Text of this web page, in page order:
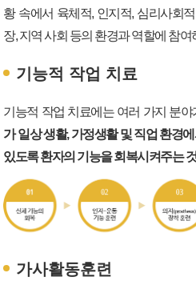
황 속에서 육체적, 인지적, 심리사회
장, 지역 사회 등의 환경과 역할에 참
기능적 작업 치료
기능적 작업 치료에는 여러 가지 분
가 일상 생활, 가정생활 및 직업 환경
있도록 환자의 기능을 회복시켜주는
가사활동훈련